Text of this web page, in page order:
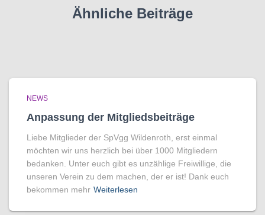
Ähnliche Beiträge
NEWS
Anpassung der Mitgliedsbeiträge
Liebe Mitglieder der SpVgg Wildenroth, erst einmal
möchten wir uns herzlich bei über 1000 Mitgliedern
bedanken. Unter euch gibt es unzählige Freiwillige, die
unseren Verein zu dem machen, der er ist! Dank euch
bekommen mehr Weiterlesen